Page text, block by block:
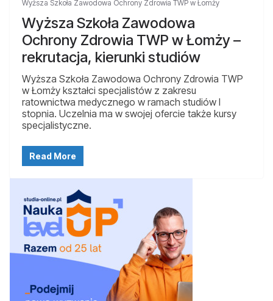
Wyższa Szkoła Zawodowa Ochrony Zdrowia TWP w Łomży
Wyższa Szkoła Zawodowa
Ochrony Zdrowia TWP w Łomży –
rekrutacja, kierunki studiów
Wyższa Szkoła Zawodowa Ochrony Zdrowia TWP
w Łomży kształci specjalistów z zakresu
ratownictwa medycznego w ramach studiów I
stopnia. Uczelnia ma w swojej ofercie także kursy
specjalistyczne.
Read More